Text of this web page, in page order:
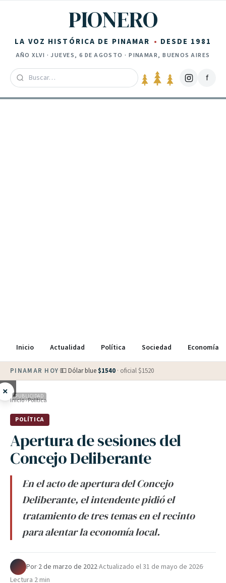
PIONERO
LA VOZ HISTÓRICA DE PINAMAR DESDE 1981
AÑOXLVI ·JUEVES, 6 DE AGOSTO · PINAMAR, BUENOS AIRES
f
Inicio Actualidad Política Sociedad Economía
PINAMAR HOY·💵 Dólar blue $1540 · oficial $1520
× PUBLICIDAD
Inicio›Política
POLÍTICA
Apertura de sesiones del
Concejo Deliberante
En el acto de apertura del Concejo
Deliberante, el intendente pidió el
tratamiento de tres temas en el recinto
para alentar la economía local.
Por·2 de marzo de 2022·Actualizado el31 de mayo de 2026·
Lectura 2 min